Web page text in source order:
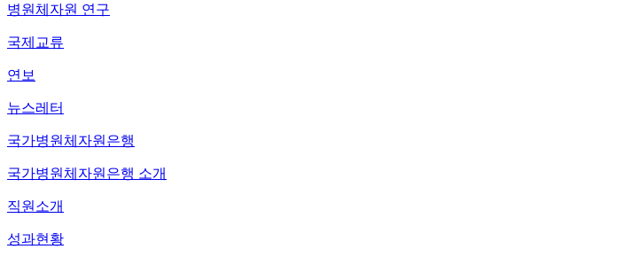
병원체자원 연구
국제교류
연보
뉴스레터
국가병원체자원은행
국가병원체자원은행 소개
직원소개
성과현황